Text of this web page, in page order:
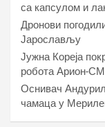
са капсулом и
Дронови
Јарослављу
Јужна Кореја
робота Арион-
Оснивач
чамаца у